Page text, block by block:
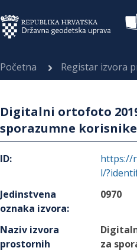
Početna Registar izvora
Digitalni ortofoto
sporazumne korisnike
ID:
https://
l/
Jedinstvena
oznaka izvora:
0970
Naziv izvora
prostornih
za